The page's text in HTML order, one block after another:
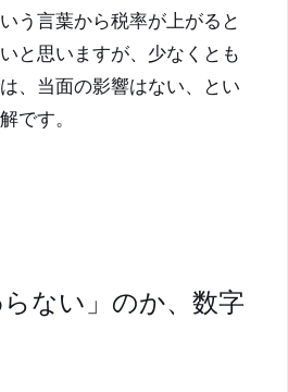
う言葉から税率が上がると
と思いますが、少なくとも
、当面の影響はない、とい
です。
ない」のか、数字